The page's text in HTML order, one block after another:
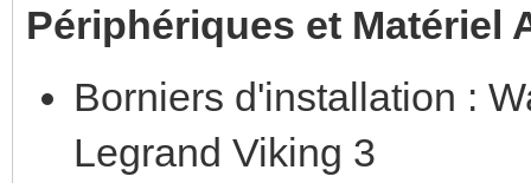
Périphériques et Matériel
Borniers d'installation :
Legrand Viking 3